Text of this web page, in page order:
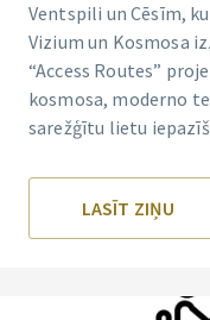
Ventspili un Cēsīm,
Vizium un Kosmosa
“Access Routes”
kosmosa, moderno
sarežģītu lietu
LASĪT ZIŅU